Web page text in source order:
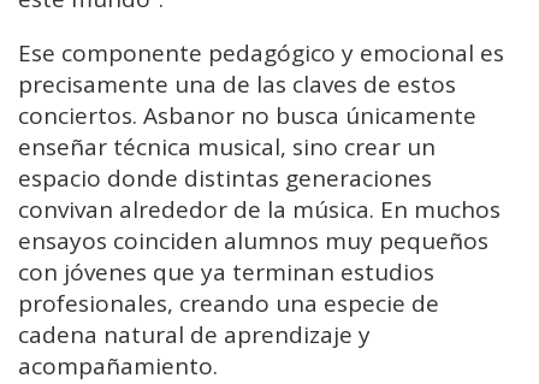
Ese componente pedagógico y emocional es
precisamente una de las claves de estos
conciertos. Asbanor no busca únicamente
enseñar técnica musical, sino crear un
espacio donde distintas generaciones
convivan alrededor de la música. En muchos
ensayos coinciden alumnos muy pequeños
con jóvenes que ya terminan estudios
profesionales, creando una especie de
cadena natural de aprendizaje y
acompañamiento.